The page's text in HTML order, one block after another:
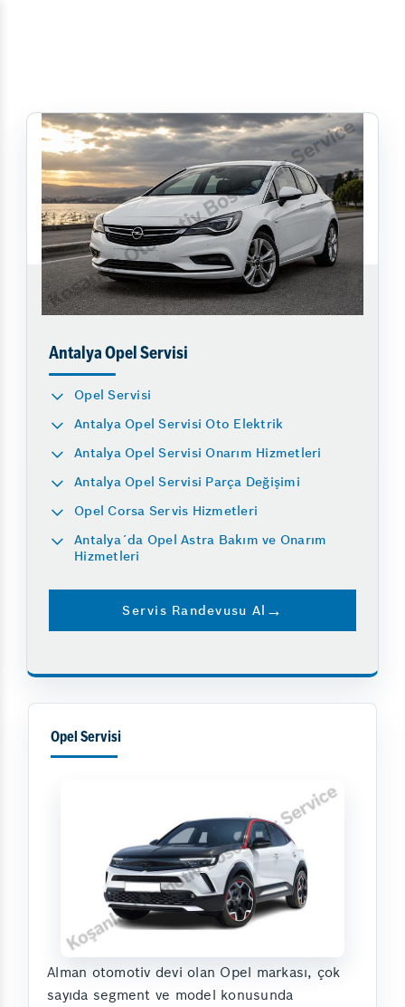
Antalya Opel Servisi
Opel Servisi
Antalya Opel Servisi Oto Elektrik
Antalya Opel Servisi Onarım Hizmetleri
Antalya Opel Servisi Parça Değişimi
Opel Corsa Servis Hizmetleri
Antalya´da Opel Astra Bakım ve Onarım
Hizmetleri
Servis Randevusu Al
Opel Servisi
Alman otomotiv devi olan Opel markası, çok
sayıda segment ve model konusunda